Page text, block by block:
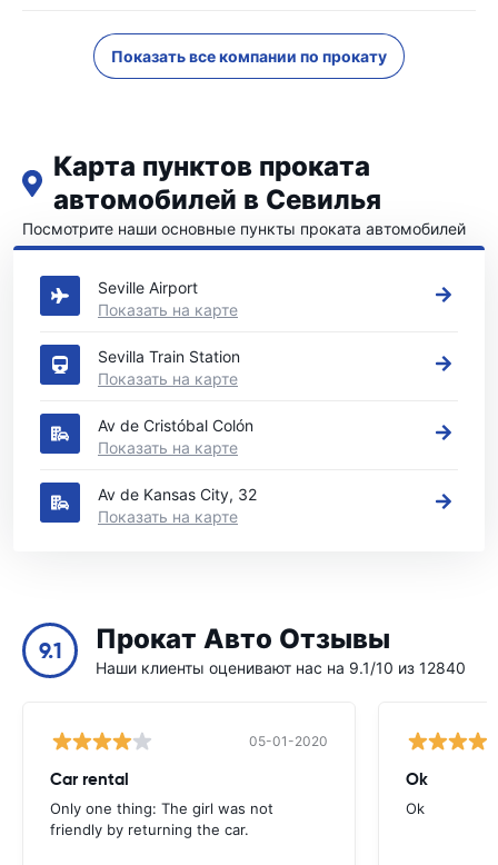
Показать все компании по прокату
Карта пунктов проката
автомобилей в Севилья
Посмотрите наши основные пункты проката автомобилей
в Севилья
Seville Airport
Показать на карте
Sevilla Train Station
Показать на карте
Av de Cristóbal Colón
Показать на карте
Av de Kansas City, 32
Показать на карте
9.1 Прокат Авто Отзывы
Наши клиенты оценивают нас на 9.1/10 из 12840
05-01-2020
Car rental
Only one thing: The girl was not
friendly by returning the car.
Ok
Ok